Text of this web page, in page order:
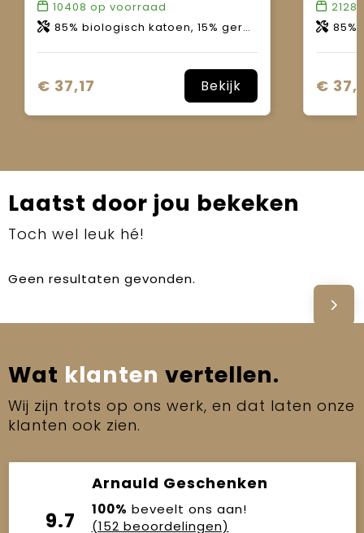
10408 op voorraad
85% biologisch katoen, 15% gerecycled polyester.
€ 37,17 Bekijk
21289
85%
€
Laatst door jou bekeken
Toch wel leuk hé!
Geen resultaten gevonden.
Wat klanten vertellen.
Wij zijn trots op ons werk, en dat laten onze
klanten ook zien.
9.7
Arnauld Geschenken
100% beveelt ons aan!
(152 beoordelingen)